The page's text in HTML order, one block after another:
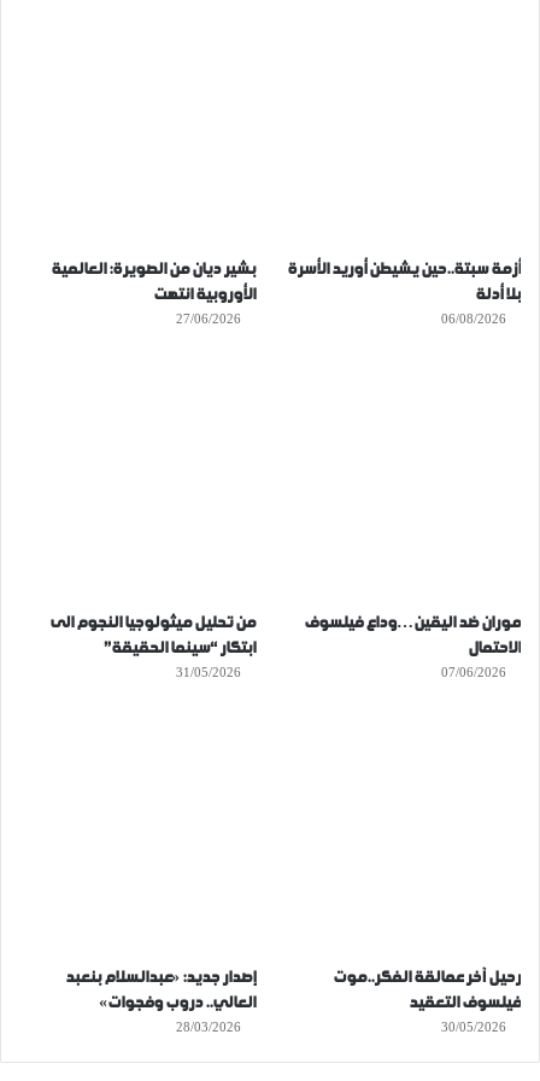
أزمة سبتة..حين يشيطن أوريد الأسرة
بلا أدلة
06/08/2026
بشير ديان من الصويرة: العالمية
الأوروبية انتهت
27/06/2026
موران ضد اليقين…وداع فيلسوف
الاحتمال
07/06/2026
من تحليل ميثولوجيا النجوم الى
ابتكار “سينما الحقيقة”
31/05/2026
رحيل آخر عمالقة الفكر..موت
فيلسوف التعقيد
30/05/2026
إصدار جديد: «عبدالسلام بنعبد
العالي.. دروب وفجوات»
28/03/2026